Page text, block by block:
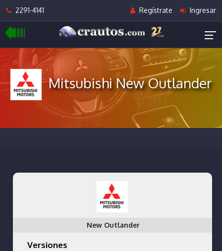
2291-4141 Regístrate Ingresar
Mitsubishi New Outlander
New Outlander
Versiones